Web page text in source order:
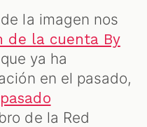
la imagen nos
de la cuenta By
ya ha
en el pasado,
de la Red